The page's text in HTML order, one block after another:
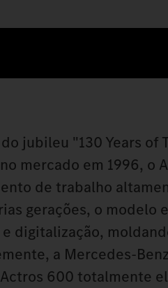
jubileu "130 Years
mercado em 1996,
de trabalho
gerações, o modelo
digitalização,
a
600 totalmente